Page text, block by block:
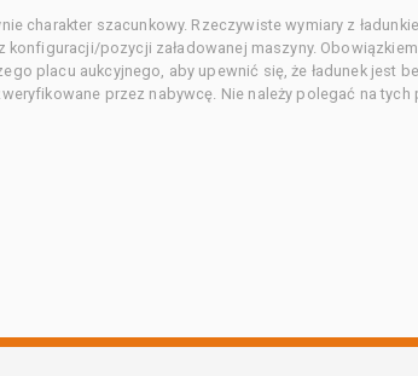
charakter szacunkowy. Rzeczywiste wymiary z
pozycji załadowanej maszyny.
placu aukcyjnego, aby upewnić się, że ładunek jest
przez nabywcę. Nie należy polegać na